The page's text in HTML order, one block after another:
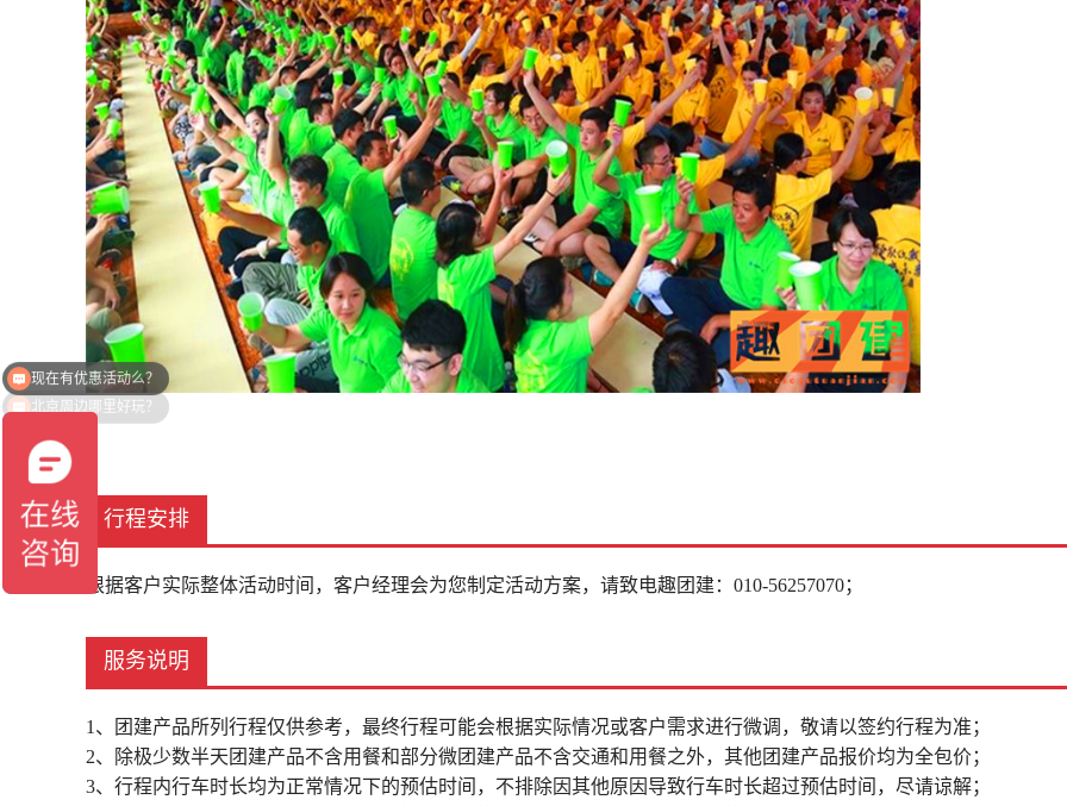
行程安排
根据客户实际整体活动时间，客户经理会为您制定活动方案，请致电趣团建： 010-56257070；
服务说明
1、团建产品所列行程仅供参考，最终行程可能会根据实际情况或客户需求进行微调，敬请以签约行程为准；
2、除极少数半天团建产品不含用餐和部分微团建产品不含交通和用餐之外，其他团建产品报价均为全包价；
3、行程内行车时长均为正常情况下的预估时间，不排除因其他原因导致行车时长超过预估时间，尽请谅解；
北京周边哪里好玩？